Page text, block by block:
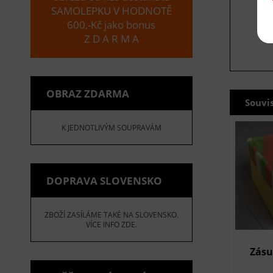
SAMOLEPKU V HODNOTĚ
600,-Kč jako bonus
Z D A R M A
OBRAZ ZDARMA
K JEDNOTLIVÝM SOUPRAVÁM
DOPRAVA SLOVENSKO
ZBOŽÍ ZASÍLÁME TAKÉ NA SLOVENSKO.
VÍCE INFO ZDE.